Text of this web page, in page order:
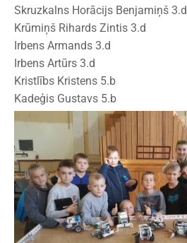
Skruzkalns Horācijs Benjamiņš 3.d
Krūmiņš Rihards Zintis 3.d
Irbens Armands 3.d
Irbens Artūrs 3.d
Kristlībs Kristens 5.b
Kadeģis Gustavs 5.b